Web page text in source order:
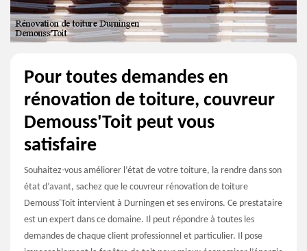
Pour toutes demandes en
rénovation de toiture, couvreur
Demouss'Toit peut vous
satisfaire
Souhaitez-vous améliorer l’état de votre toiture, la rendre dans son
état d’avant, sachez que le couvreur rénovation de toiture
Demouss'Toit intervient à Durningen et ses environs. Ce prestataire
est un expert dans ce domaine. Il peut répondre à toutes les
demandes de chaque client professionnel et particulier. Il pose